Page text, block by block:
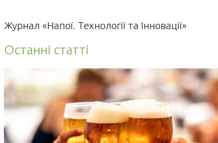
Журнал «Напої. Технології та Інновації»
Останні статті